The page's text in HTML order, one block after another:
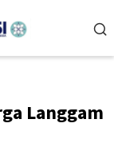
Langgam